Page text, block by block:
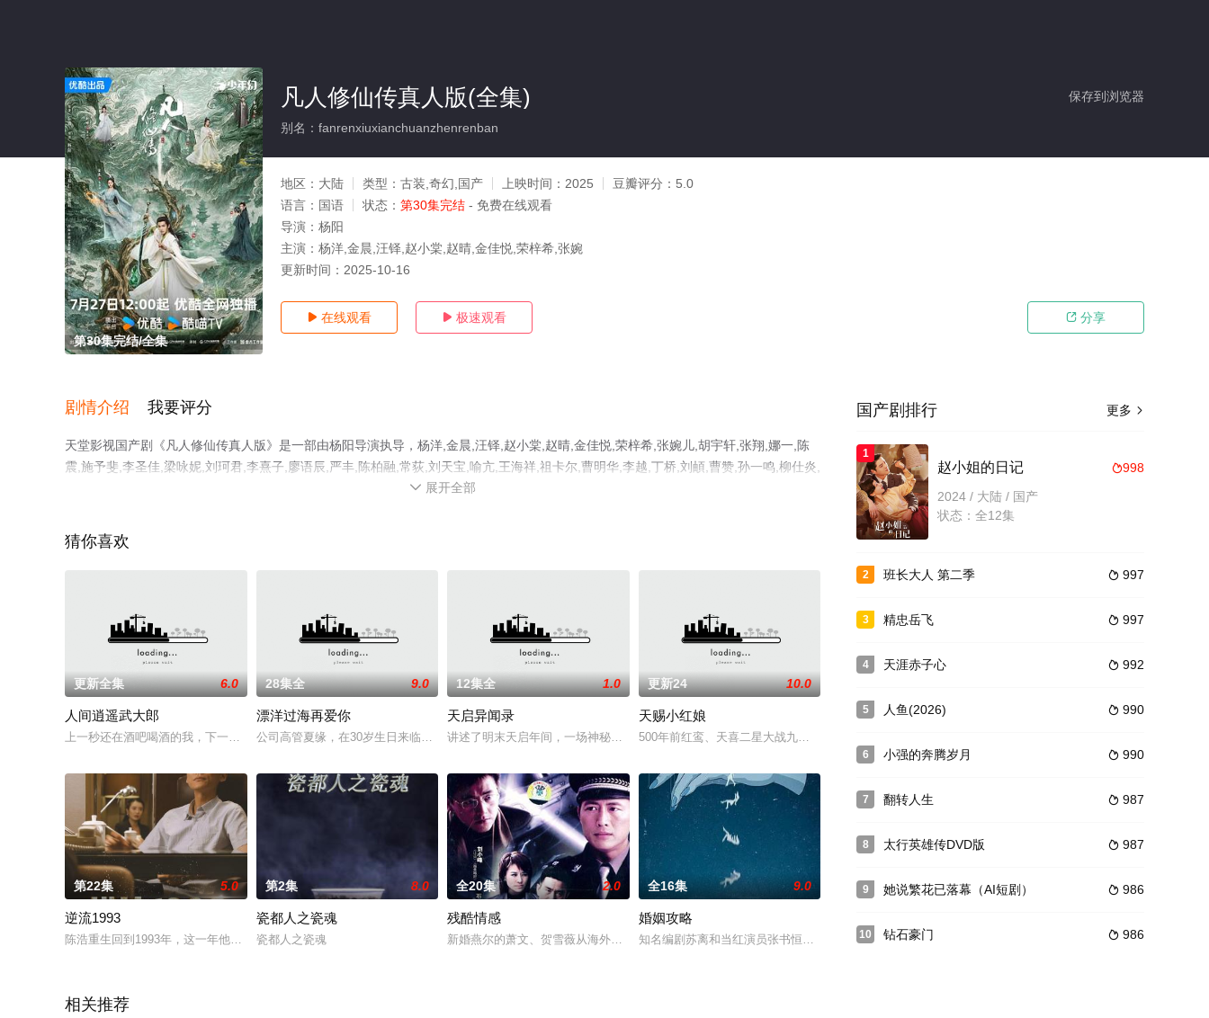
第30集完结/全集
保存到浏览器
凡人修仙传真人版(全集)
别名：fanrenxiuxianchuanzhenrenban
地区： 大陆 类型： 古装,奇幻,国产 上映时间： 2025 豆瓣评分： 5.0
语言： 国语 状态： 第30集完结 - 免费在线观看
导演： 杨阳
主演： 杨洋,金晨,汪铎,赵小棠,赵晴,金佳悦,荣梓希,张婉
更新时间： 2025-10-16
 在线观看  极速观看  分享
剧情介绍 我要评分
天堂影视国产剧《凡人修仙传真人版》是一部由杨阳导演执导，杨洋,金晨,汪铎,赵小棠,赵晴,金佳悦,荣梓希,张婉儿,胡宇轩,张翔,娜一,陈
震,施予斐,李圣佳,梁咏妮,刘珂君,李熹子,廖语辰,严丰,陈柏融,常荻,刘天宝,喻亢,王海祥,祖卡尔,曹明华,李越,丁桥,刘頔,曹赞,孙一鸣,柳仕炎,
郭馨钰,张怀公,柳岩,李乃文,金士杰,贾冰,颖儿,吴樾,曹骏,管云鹏,颜等演员精彩演绎的大陆电视剧，大结局剧情已揭晓（第30集完结），手
 展开全部
猜你喜欢
更新全集 6.0
人间逍遥武大郎
上一秒还在酒吧喝酒的我，下一秒竟然穿越成了武大郎？潘金莲对我如此之好，我又怎忍心让她吃苦呢
28集全 9.0
漂洋过海再爱你
公司高管夏缘，在30岁生日来临之际准备与男友宋航宇订婚，看似事业爱情双丰收。可订婚宴上，未
12集全 1.0
天启异闻录
讲述了明末天启年间，一场神秘疫病爆发，锦衣卫褚思镜在孤岛存亡危机中历险破局的故事。
更新24 10.0
天赐小红娘
500年前红鸾、天喜二星大战九尾狐。天喜星为了红鸾星决定散尽千年魂力将九尾狐封印。失去了记
第22集 5.0
逆流1993
陈浩重生回到1993年，这一年他十八岁，即将参加高考，一场灾难也将降临到他和父母身上。在这
第2集 8.0
瓷都人之瓷魂
瓷都人之瓷魂
全20集 2.0
残酷情感
新婚燕尔的萧文、贺雪薇从海外归来的第一天，就遭遇了令人难以想象的惨剧--著名的戒毒专家、萧
全16集 9.0
婚姻攻略
知名编剧苏离和当红演员张书恒之间的甜蜜婚姻令人称羡，但是这看似坚固的幸福却在苏离收到一条匿
相关推荐
更多 
国产剧排行
1
998
赵小姐的日记
2024 / 大陆 / 国产
状态：全12集
2  997
班长大人 第二季
3  997
精忠岳飞
4  992
天涯赤子心
5  990
人鱼(2026)
6  990
小强的奔腾岁月
7  987
翻转人生
8  987
太行英雄传DVD版
9  986
她说繁花已落幕（AI短剧）
10  986
钻石豪门